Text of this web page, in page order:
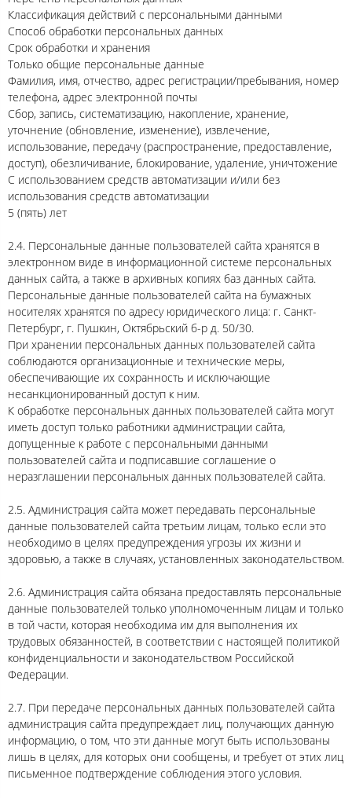
Классификация действий с персональными данными
Способ обработки персональных данных
Срок обработки и хранения
Только общие персональные данные
Фамилия, имя, отчество, адрес регистрации/пребывания, номер
телефона, адрес электронной почты
Сбор, запись, систематизацию, накопление, хранение,
уточнение (обновление, изменение), извлечение,
использование, передачу (распространение, предоставление,
доступ), обезличивание, блокирование, удаление, уничтожение
С использованием средств автоматизации и/или без
использования средств автоматизации
5 (пять) лет
2.4. Персональные данные пользователей сайта хранятся в
электронном виде в информационной системе персональных
данных сайта, а также в архивных копиях баз данных сайта.
Персональные данные пользователей сайта на бумажных
носителях хранятся по адресу юридического лица: г. Санкт-
Петербург, г. Пушкин, Октябрьский б-р д. 50/30.
При хранении персональных данных пользователей сайта
соблюдаются организационные и технические меры,
обеспечивающие их сохранность и исключающие
несанкционированный доступ к ним.
К обработке персональных данных пользователей сайта могут
иметь доступ только работники администрации сайта,
допущенные к работе с персональными данными
пользователей сайта и подписавшие соглашение о
неразглашении персональных данных пользователей сайта.
2.5. Администрация сайта может передавать персональные
данные пользователей сайта третьим лицам, только если это
необходимо в целях предупреждения угрозы их жизни и
здоровью, а также в случаях, установленных законодательством.
2.6. Администрация сайта обязана предоставлять персональные
данные пользователей только уполномоченным лицам и только
в той части, которая необходима им для выполнения их
трудовых обязанностей, в соответствии с настоящей политикой
конфиденциальности и законодательством Российской
Федерации.
2.7. При передаче персональных данных пользователей сайта
администрация сайта предупреждает лиц, получающих данную
информацию, о том, что эти данные могут быть использованы
лишь в целях, для которых они сообщены, и требует от этих лиц
письменное подтверждение соблюдения этого условия.